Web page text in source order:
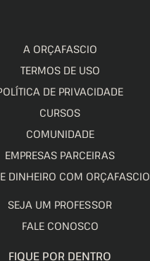
A ORÇAFASCIO
TERMOS DE USO
DE PRIVACIDADE
CURSOS
COMUNIDADE
EMPRESAS PARCEIRAS
DINHEIRO COM ORÇAFASCIO
SEJA UM PROFESSOR
FALE CONOSCO
FIQUE POR DENTRO